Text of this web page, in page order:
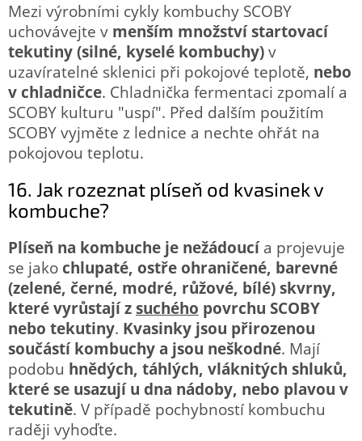
Mezi výrobními cykly kombuchy SCOBY
uchovávejte v menším množství startovací
tekutiny (silné, kyselé kombuchy) v
uzavíratelné sklenici při pokojové teplotě, nebo
v chladničce. Chladnička fermentaci zpomalí a
SCOBY kulturu "uspí". Před dalším použitím
SCOBY vyjměte z lednice a nechte ohřát na
pokojovou teplotu.
16. Jak rozeznat plíseň od kvasinek v
kombuche?
Plíseň na kombuche je nežádoucía projevuje
se jako chlupaté, ostře ohraničené, barevné
(zelené, černé, modré, růžové, bílé) skvrny,
které vyrůstají z suchého povrchu SCOBY
nebo tekutiny. Kvasinky jsou přirozenou
součástí kombuchy a jsou neškodné. Mají
podobu hnědých, táhlých, vláknitých shluků,
které se usazují u dna nádoby, nebo plavou v
tekutině. V případě pochybností kombuchu
raději vyhoďte.